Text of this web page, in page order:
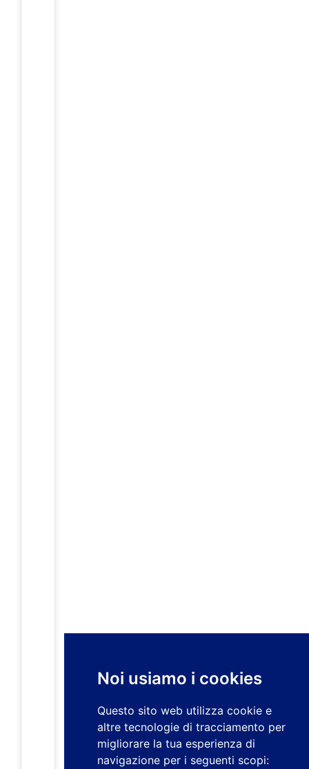
Noi usiamo i cookies
Questo sito web utilizza cookie e
altre tecnologie di tracciamento per
migliorare la tua esperienza di
navigazione per i seguenti scopi: